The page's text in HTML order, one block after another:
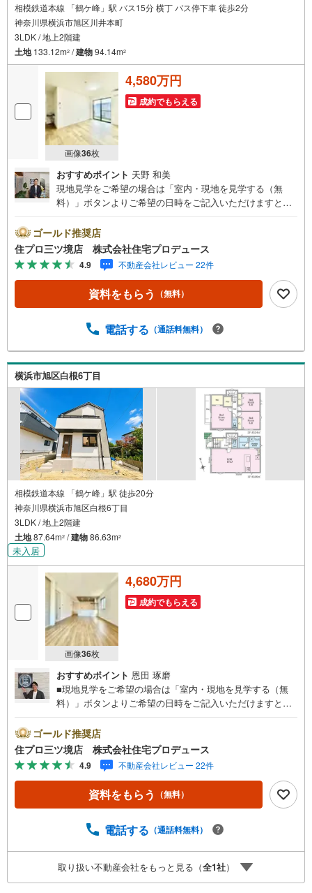
相模鉄道本線 「鶴ケ峰」駅 バス15分 横丁 バス停下車 徒歩2分
神奈川県横浜市旭区川井本町
3LDK / 地上2階建
土地133.12m2 /建物94.14m2
画像36枚
4,580万円
成約でもらえる
おすすめポイント 天野 和美
現地見学をご希望の場合は「室内・現地を見学する（無
料）」ボタンよりご希望の日時をご記入いただけますとス
区・戸塚区・保土ケ谷区・大和市の不動産売買専門会社で
す！ 最新物件情報や当社限定の物件情報も多数ご用意！お
気軽にお問合せ下さい!! -------------- 弊社独自の住宅ローン提
案システム 弊社ではファイナンシャル専門スタッフによる
【丁寧な資金アドバイス】【ファイナンシャルプラン提案
書の作成】を随時行っております。意外に知らないお客様
入できる無料の生命保険】【13年間もらえる、国からの特
から始まる【住宅ローン返済】65歳以上から必要になる
【老後の費用負担】住宅探しの【このタイミング】で不安
な部分を明確にしていきませんか？？ --------------
ゴールド推奨店
住プロ三ツ境店 株式会社住宅プロデュース
4.9 不動産会社レビュー 22件
資料をもらう （無料）
電話する （通話料無料）
横浜市旭区白根6丁目
相模鉄道本線 「鶴ケ峰」駅 徒歩20分
神奈川県横浜市旭区白根6丁目
3LDK / 地上2階建
土地87.64m2 /建物86.63m2
未入居
画像36枚
4,680万円
成約でもらえる
おすすめポイント 恩田 琢磨
■現地見学をご希望の場合は「室内・現地を見学する（無
料）」ボタンよりご希望の日時をご記入いただけますとス
泉区・戸塚区・保土ケ谷区・大和市の不動産売買専門会社
です！ 最新物件情報や当社限定の物件情報も多数ご用意！
お気軽にお問合せ下さい!! -------------- 弊社独自の住宅ローン
提案システム 弊社ではファイナンシャル専門スタッフによ
る【丁寧な資金アドバイス】【ファイナンシャルプラン提
案書の作成】を随時行っております。意外に知らないお客
加入できる無料の生命保険】【13年間もらえる、国からの
後から始まる【住宅ローン返済】65歳以上から必要になる
【老後の費用負担】住宅探しの【このタイミング】で不安
な部分を明確にしていきませんか？？ --------------
ゴールド推奨店
住プロ三ツ境店 株式会社住宅プロデュース
4.9 不動産会社レビュー 22件
資料をもらう （無料）
電話する （通話料無料）
取り扱い不動産会社をもっと見る（全1社）